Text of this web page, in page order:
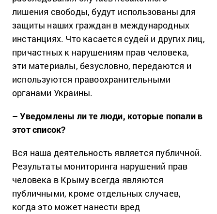
лишения свободы, будут использованы для
защиты наших граждан в международных
инстанциях. Что касается судей и других лиц,
причастных к нарушениям прав человека,
эти материалы, безусловно, передаются и
используются правоохранительными
органами Украины.
– Уведомлены ли те люди, которые попали в
этот список?
Вся наша деятельность является публичной.
Результаты мониторинга нарушений прав
человека в Крыму всегда являются
публичными, кроме отдельных случаев,
когда это может нанести вред